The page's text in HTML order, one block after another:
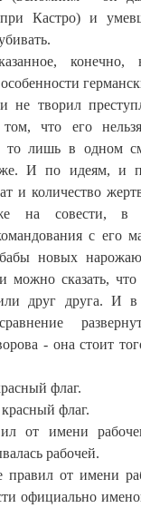
Кастро) и
конечно,
и не творил
что его
то лишь в одном
И по идеям, и
и количество
на совести, в
с его
новых
можно сказать, что
друг друга. И
- она стоит
флаг.
флаг.
от имени
рабочей.
правил от имени
официально